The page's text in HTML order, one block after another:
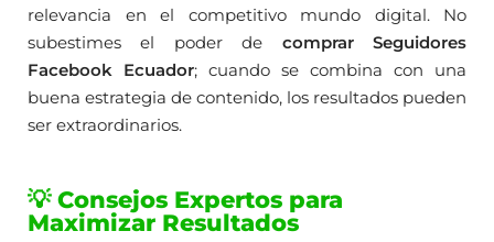
relevancia en el competitivo mundo digital. No
subestimes el poder de comprar Seguidores
Facebook Ecuador; cuando se combina con una
buena estrategia de contenido, los resultados pueden
ser extraordinarios.
💡 Consejos Expertos para
Maximizar Resultados